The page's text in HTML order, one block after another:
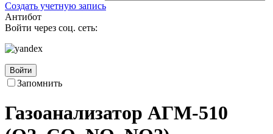
Создать учетную запись
Антибот
Войти через соц. сеть:
Войти
Запомнить
Газоанализатор АГМ-510